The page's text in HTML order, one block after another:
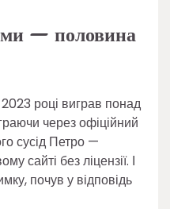
— половина
році виграв понад
через офіційний
сусід Петро —
сайті без ліцензії. І
почув у відповідь